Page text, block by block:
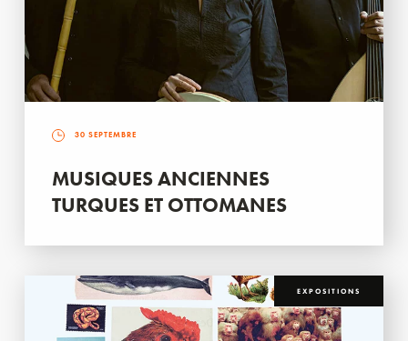
30 SEPTEMBRE
MUSIQUES ANCIENNES
TURQUES ET OTTOMANES
EXPOSITIONS